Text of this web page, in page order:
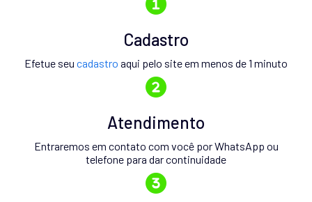
Cadastro
Efetue seu cadastro aqui pelo site em menos de 1 minuto
Atendimento
Entraremos em contato com você por WhatsApp ou
telefone para dar continuidade